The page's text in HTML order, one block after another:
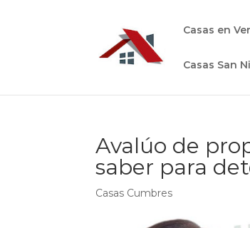
Casas en
Casas San
Avalúo de
saber para
Casas Cumbres